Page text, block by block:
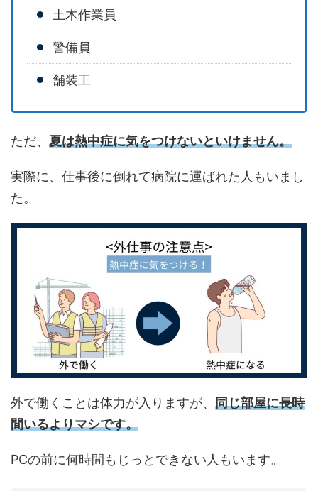
土木作業員
警備員
舗装工
ただ、 夏は熱中症に気をつけないといけません。
実際に、仕事後に倒れて病院に運ばれた人もいまし
た。
外で働くことは体力が入りますが、 同じ部屋に長時
間いるよりマシです。
PCの前に何時間もじっとできない人もいます。